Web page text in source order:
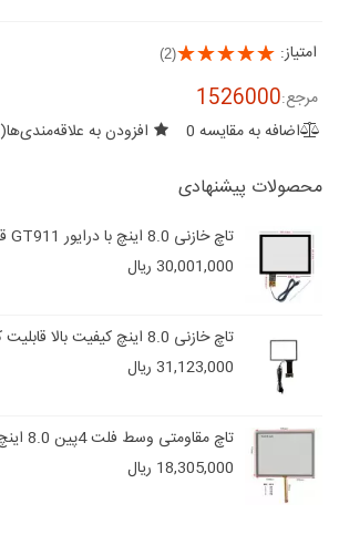
امتیاز: (2)
مرجع:1526000
اضافه به مقایسه 0 افزودن به علاقه‌مندی‌ها(
محصولات پیشنهادی
تاچ خازنی 8.0 اینچ با درایور GT911 قابلیت اتصال...
30,001,000 ریال
تاچ خازنی 8.0 اینچ کیفیت بالا قابلیت کار در...
31,123,000 ریال
تاچ مقاومتی وسط فلت 4پین 8.0 اینچ (کیفیت...
18,305,000 ریال